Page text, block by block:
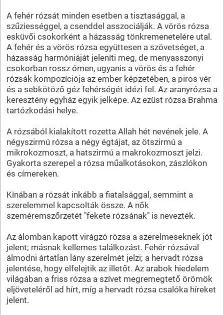
A fehér rózsát minden esetben a tisztasággal, a
szűziességgel, a csenddel asszociálják. A vörös rózsa
esküvői csokorként a házasság tönkremenetelére utal.
A fehér és a vörös rózsa együttesen a szövetséget, a
házasság harmóniáját jeleníti meg, de menyasszonyi
csokorban rossz ómen, ugyanis a vörös és a fehér
rózsák kompozíciója az ember képzetében, a piros vér
és a sebkötöző géz fehérségét idézi fel. Az aranyrózsa a
keresztény egyház egyik jelképe. Az ezüst rózsa Brahma
tartózkodási helye.
A rózsából kialakított rozetta Allah hét nevének jele. A
négyszirmú rózsa a négy égtájat, az ötszirmú a
mikrokozmoszt, a hatszirmú a makrokozmoszt jelzi.
Gyakorta szerepel a rózsa műalkotásokon, zászlókon
és címereken.
Kínában a rózsát inkább a fiatalsággal, semmint a
szerelemmel kapcsolták össze. A nők
szeméremszőrzetét "fekete rózsának" is nevezték.
Az álomban kapott virágzó rózsa a szerelmeseknek jót
jelent; másnak kellemes találkozást. Fehér rózsával
álmodni ártatlan lány szerelmét jelzi; a hervadt rózsa
jelentése, hogy elfelejtik az illetőt. Az arabok hiedelem
világában a friss rózsa a szívet megremegtető örömök
eljöveteléről ad hírt, míg a hervadt rózsa csalóka híreket
jelent.